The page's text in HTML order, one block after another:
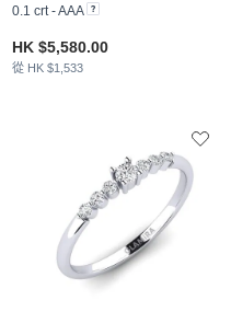
0.1 crt - AAA
HK $5,580.00
從 HK $1,533